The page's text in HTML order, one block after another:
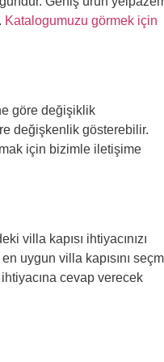
Katalogumuzu görmek için
göre değişiklik
değişkenlik gösterebilir.
için bizimle iletişime
villa kapısı ihtiyacınızı
uygun villa kapısını
cevap verecek